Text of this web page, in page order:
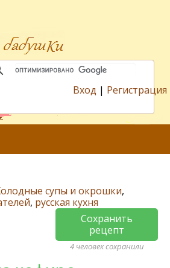
Вход | Регистрация
супы и окрошки,
, русская кухня
Сохранить
рецепт
4 человек сохранили